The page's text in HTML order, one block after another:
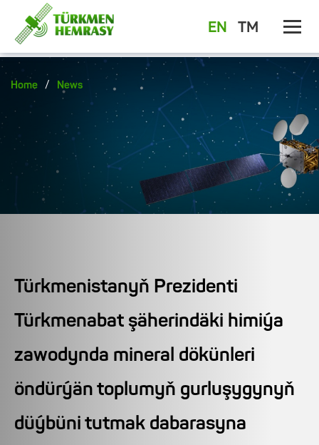
EN TM
Home / News
Türkmenistanyň Prezidenti
Türkmenabat şäherindäki himiýa
zawodynda mineral dökünleri
öndürýän toplumyň gurluşygynyň
düýbüni tutmak dabarasyna